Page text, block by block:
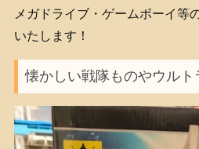
メガドライブ・ゲームボーイ等
いたします！
懐かしい戦隊ものやウルト